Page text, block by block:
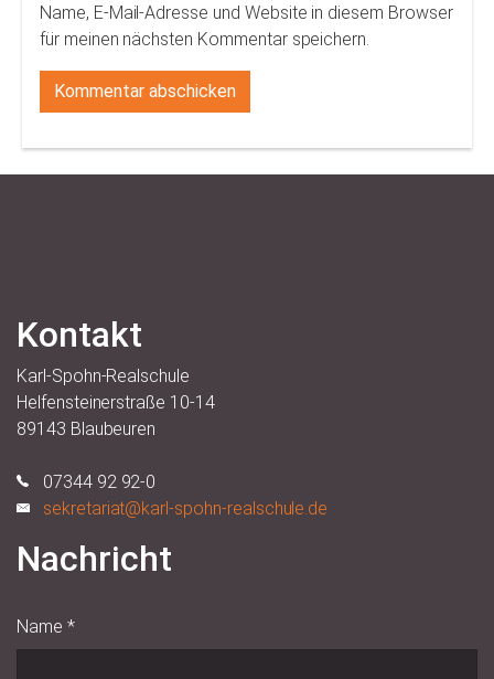
Name, E-Mail-Adresse und Website in diesem Browser
für meinen nächsten Kommentar speichern.
Kontakt
Karl-Spohn-Realschule
Helfensteinerstraße 10-14
89143 Blaubeuren
07344 92 92-0
sekretariat@karl-spohn-realschule.de
Nachricht
Name *